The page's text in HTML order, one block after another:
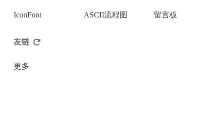
IconFont ASCII流程图 留言板
友链
更多